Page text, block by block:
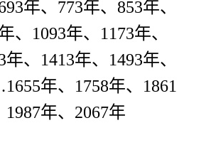
年、773年、853年、
、1093年、1173年、
年、1413年、1493年、
年、1758年、1861
年、2067年